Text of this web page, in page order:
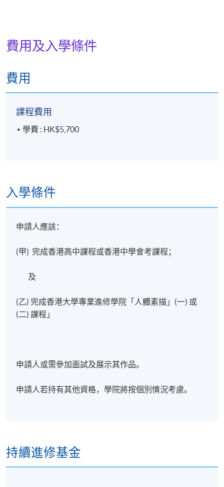
費用及入學條件
費用
課程費用
學費 : HK$5,700
入學條件
申請人應該：
(甲) 完成香港高中課程或香港中學會考課程；
及
(乙) 完成香港大學專業進修學院「人體素描」(一) 或
(二) 課程」
申請人或需參加面試及展示其作品。
申請人若持有其他資格，學院將按個別情況考慮。
持續進修基金